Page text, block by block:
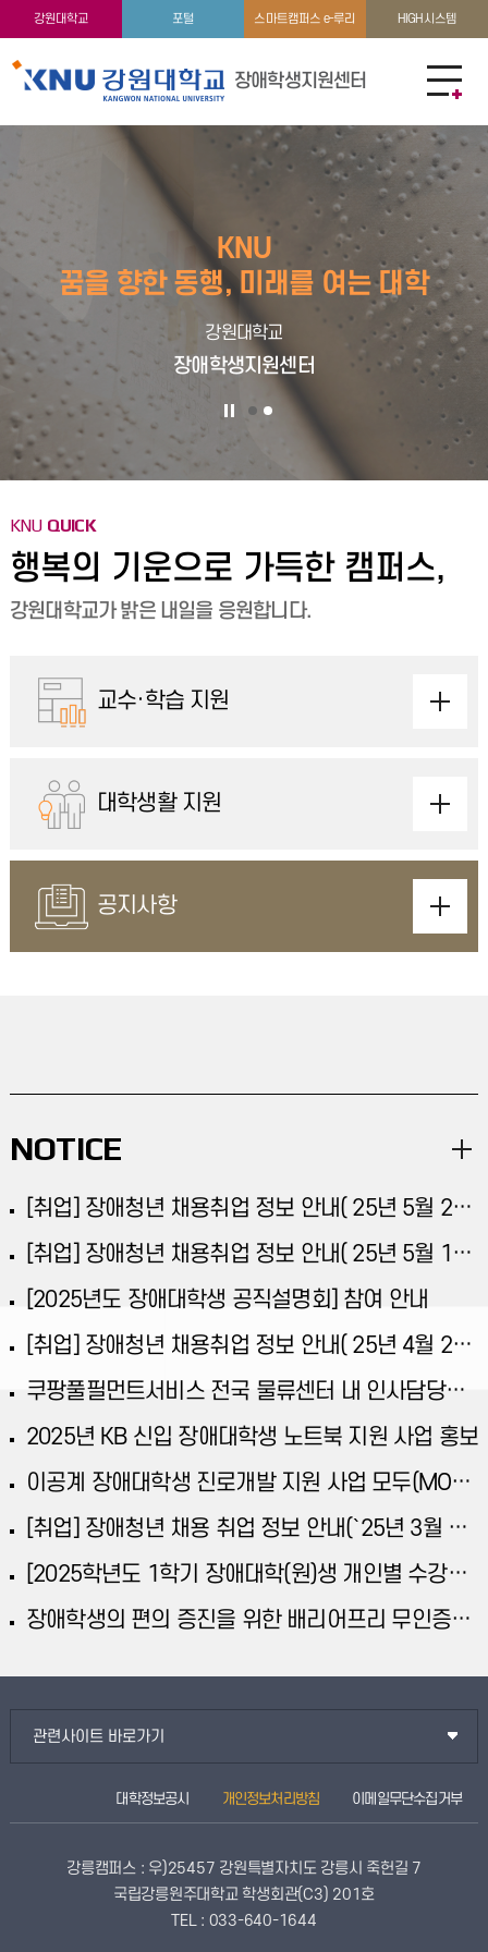
강원대학교 포털 스마트캠퍼스 e-루리 HIGH시스템
장애학생지원센터
KNU
꿈을 향한 동행, 미래를 여는 대학
강원대학교
장애학생지원센터
KNU QUICK
행복의 기운으로 가득한 캠퍼스,
강원대학교가 밝은 내일을 응원합니다.
교수·학습 지원
대학생활 지원
공지사항
NOTICE
[취업] 장애청년 채용취업 정보 안내( 25년 5월 2차)
[취업] 장애청년 채용취업 정보 안내( 25년 5월 1차)
[2025년도 장애대학생 공직설명회] 참여 안내
[취업] 장애청년 채용취업 정보 안내( 25년 4월 2차)
쿠팡풀필먼트서비스 전국 물류센터 내 인사담당자 채용 홍보
2025년 KB 신입 장애대학생 노트북 지원 사업 홍보
이공계 장애대학생 진로개발 지원 사업 모두(MODU) 홍보
[취업] 장애청년 채용 취업 정보 안내(`25년 3월 2차)
[2025학년도 1학기 장애대학(원)생 개인별 수강교과목 요청사항 접수 안내]
장애학생의 편의 증진을 위한 배리어프리 무인증명발급기 설치 안내
관련사이트 바로가기
대학정보공시 개인정보처리방침 이메일무단수집거부
강릉캠퍼스 : 우)25457 강원특별자치도 강릉시 죽헌길 7
국립강릉원주대학교 학생회관(C3) 201호
TEL : 033-640-1644